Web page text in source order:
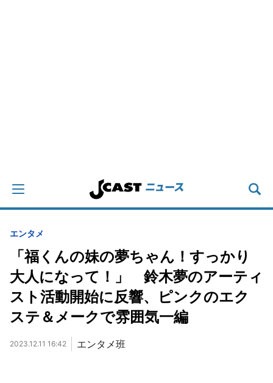
エンタメ
「福くんの妹の夢ちゃん！すっかり
大人になって！」 鈴木夢のアーティ
スト活動開始に反響、ピンクのエク
ステ＆メークで雰囲気一編
2023.12.11 16:42 エンタメ班